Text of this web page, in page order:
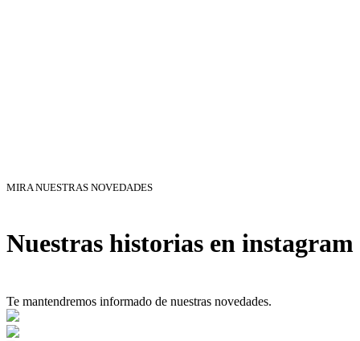
MIRA NUESTRAS NOVEDADES
Nuestras historias en instagram
Te mantendremos informado de nuestras novedades.